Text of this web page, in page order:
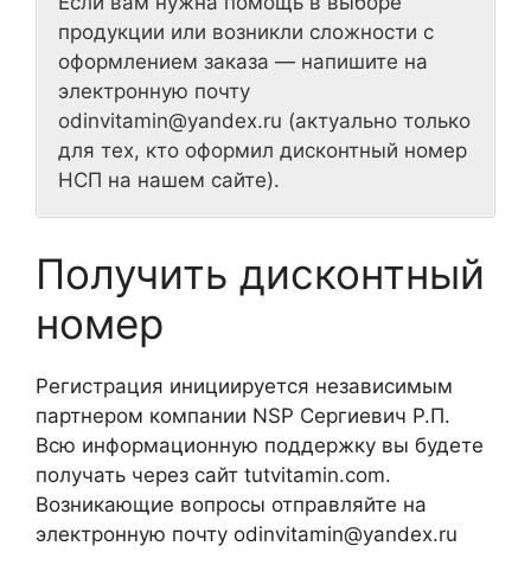
продукции или возникли сложности с
оформлением заказа — напишите на
электронную почту
odinvitamin@yandex.ru (актуально только
для тех, кто оформил дисконтный номер
НСП на нашем сайте).
Получить дисконтный
номер
Регистрация инициируется независимым
партнером компании NSP Сергиевич Р.П.
Всю информационную поддержку вы будете
получать через сайт tutvitamin.com.
Возникающие вопросы отправляйте на
электронную почту odinvitamin@yandex.ru